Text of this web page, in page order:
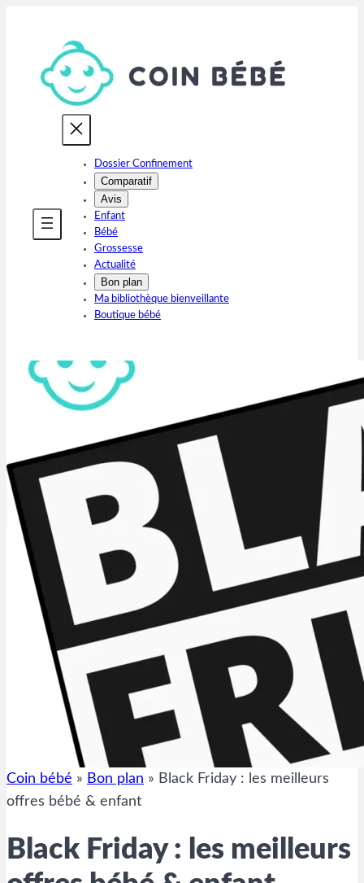
contenu
Dossier Confinement
Comparatif
Avis
Enfant
Bébé
Grossesse
Actualité
Bon plan
Ma bibliothèque bienveillante
Boutique bébé
Coin bébé » Bon plan » Black Friday : les meilleurs
offres bébé & enfant
Black Friday : les meilleurs